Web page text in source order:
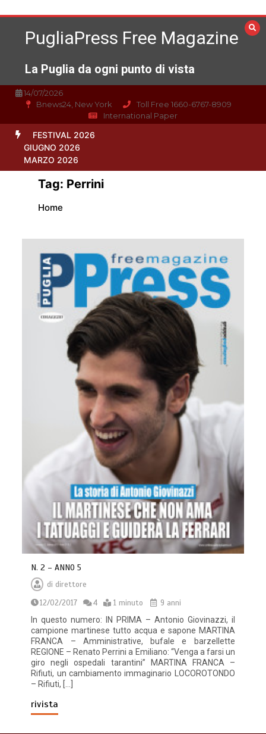
al
contenutoPugliaPress Free Magazine
La Puglia da ogni punto di vista
14/07/2026
Bnews24, New York
Toll Free 1660-6767-8909
International Paper
FESTIVAL 2026
GIUGNO 2026
MARZO 2026
Tag: Perrini
Home
N. 2 – ANNO 5
di direttore
12/02/2017
4 1 minuto
9 anni
In questo numero: IN PRIMA – Antonio Giovinazzi, il
campione martinese tutto acqua e sapone MARTINA
FRANCA – Amministrative, bufale e barzellette
REGIONE – Renato Perrini a Emiliano: “Venga a farsi un
giro negli ospedali tarantini” MARTINA FRANCA –
Rifiuti, un cambiamento immaginario LOCOROTONDO
– Rifiuti, […]
rivista